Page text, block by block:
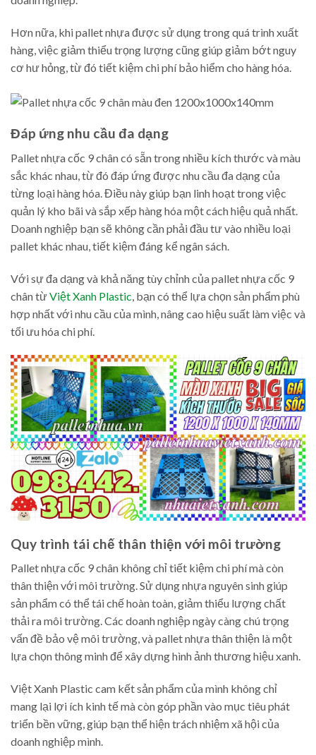
Hơn nữa, khi pallet nhựa được sử dụng trong quá trình xuất
hàng, việc giảm thiểu trọng lượng cũng giúp giảm bớt nguy
cơ hư hỏng, từ đó tiết kiệm chi phí bảo hiểm cho hàng hóa.
Đáp ứng nhu cầu đa dạng
Pallet nhựa cốc 9 chân có sẵn trong nhiều kích thước và màu
sắc khác nhau, từ đó đáp ứng được nhu cầu đa dạng của
từng loại hàng hóa. Điều này giúp bạn linh hoạt trong việc
quản lý kho bãi và sắp xếp hàng hóa một cách hiệu quả nhất.
Doanh nghiệp bạn sẽ không cần phải đầu tư vào nhiều loại
pallet khác nhau, tiết kiệm đáng kể ngân sách.
Với sự đa dạng và khả năng tùy chỉnh của pallet nhựa cốc 9
chân từViệt Xanh Plastic , bạn có thể lựa chọn sản phẩm phù
hợp nhất với nhu cầu của mình, nâng cao hiệu suất làm việc và
tối ưu hóa chi phí.
Quy trình tái chế thân thiện với môi trường
Pallet nhựa cốc 9 chân không chỉ tiết kiệm chi phí mà còn
thân thiện với môi trường. Sử dụng nhựa nguyên sinh giúp
sản phẩm có thể tái chế hoàn toàn, giảm thiểu lượng chất
thải ra môi trường. Các doanh nghiệp ngày càng chú trọng
vấn đề bảo vệ môi trường, và pallet nhựa thân thiện là một
lựa chọn thông minh để xây dựng hình ảnh thương hiệu xanh.
Việt Xanh Plastic cam kết sản phẩm của mình không chỉ
mang lại lợi ích kinh tế mà còn góp phần vào mục tiêu phát
triển bền vững, giúp bạn thể hiện trách nhiệm xã hội của
doanh nghiệp mình.